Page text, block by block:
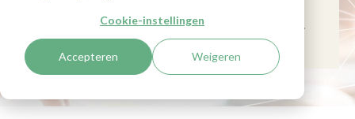
Cookie-instellingen
Accepteren Weigeren
sanctielijstmonitoring eenvoudig.